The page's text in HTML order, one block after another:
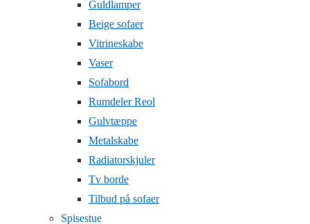
Guldlamper
Beige sofaer
Vitrineskabe
Vaser
Sofabord
Rumdeler Reol
Gulvtæppe
Metalskabe
Radiatorskjuler
Tv borde
Tilbud på sofaer
Spisestue